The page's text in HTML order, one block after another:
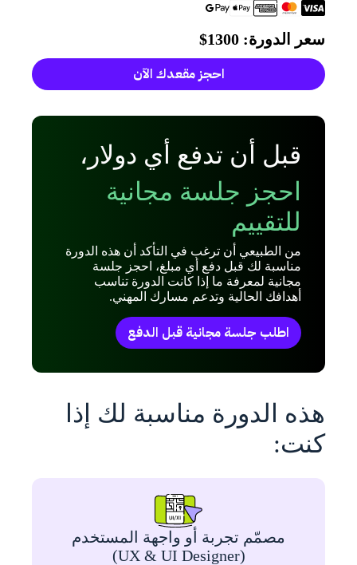
سعر الدورة: 1300$
احجز مقعدك الآن
قبل أن تدفع أي دولار،
احجز جلسة مجانية
للتقييم
من الطبيعي أن ترغب في التأكد أن هذه الدورة
مناسبة لك قبل دفع أي مبلغ، احجز جلسة
مجانية لمعرفة ما إذا كانت الدورة تناسب
أهدافك الحالية وتدعم مسارك المهني.
اطلب جلسة مجانية قبل الدفع
هذه الدورة مناسبة لك إذا
كنت:
مصمّم تجربة أو واجهة المستخدم
(UX & UI Designer)